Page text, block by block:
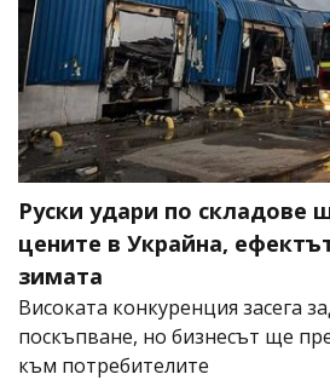
Руски удари по складове
цените в Украйна,
зимата
Високата конкуренция засега
поскъпване, но бизнесът ще
към потребителите